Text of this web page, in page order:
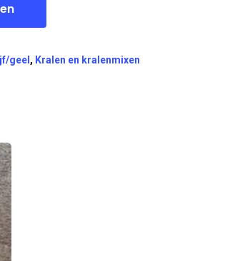
geel , Kralen en kralenmixen